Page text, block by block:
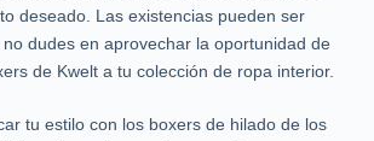
deseado. Las existencias pueden ser
dudes en aprovechar la oportunidad de
de Kwelt a tu colección de ropa interior.
tu estilo con los boxers de hilado de los